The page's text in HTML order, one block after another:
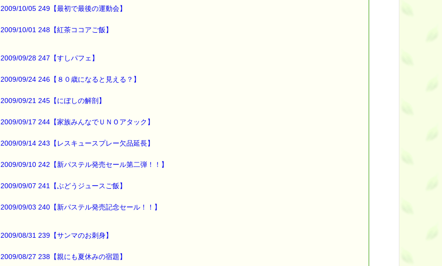
こんなわたしには、これですね。
■本日のオススメ情報 ━━━━━━━━━━━━━━━━━━━━☆
https://pass-thyme.com/fit/q020.asp
▼忘れっぽい時に役立つバッチフラワー
https://pass-thyme.com/special/RescueSpray_gt.asp
学習発表会がありました。
2009/10/05 249【最初で最後の運動会】
2009/10/01 248【紅茶ココアご飯】
2009/09/28 247【すしパフェ】
2009/09/24 246【８０歳になると見える？】
2009/09/21 245【にぼしの解剖】
2009/09/17 244【家族みんなでＵＮＯアタック】
2009/09/14 243【レスキュースプレー欠品延長】
2009/09/10 242【新パステル発売セール第二弾！！】
2009/09/07 241【ぶどうジュースご飯】
2009/09/03 240【新パステル発売記念セール！！】
2009/08/31 239【サンマのお刺身】
2009/08/27 238【親にも夏休みの宿題】